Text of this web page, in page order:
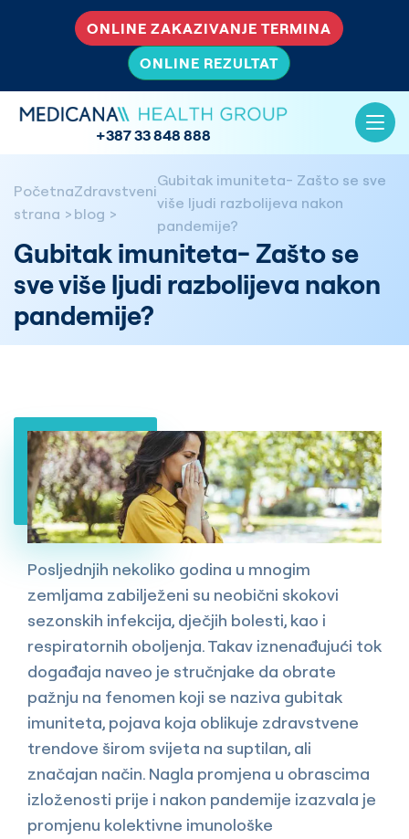
ONLINE ZAKAZIVANJE TERMINA
ONLINE REZULTAT
+387 33 848 888
Početna
strana
Zdravstveni
blog
Gubitak imuniteta- Zašto se sve
više ljudi razbolijeva nakon
pandemije?
Gubitak imuniteta- Zašto se
sve više ljudi razbolijeva nakon
pandemije?
Posljednjih nekoliko godina u mnogim
zemljama zabilježeni su neobični skokovi
sezonskih infekcija, dječjih bolesti, kao i
respiratornih oboljenja. Takav iznenađujući tok
događaja naveo je stručnjake da obrate
pažnju na fenomen koji se naziva gubitak
imuniteta, pojava koja oblikuje zdravstvene
trendove širom svijeta na suptilan, ali
značajan način. Nagla promjena u obrascima
izloženosti prije i nakon pandemije izazvala je
promjenu kolektivne imunološke